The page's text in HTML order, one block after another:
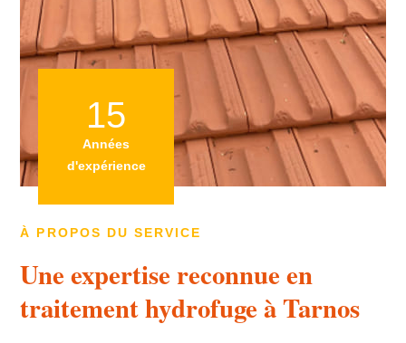
À PROPOS DU SERVICE
Une expertise reconnue en
traitement hydrofuge à Tarnos
15
Années
d'expérience